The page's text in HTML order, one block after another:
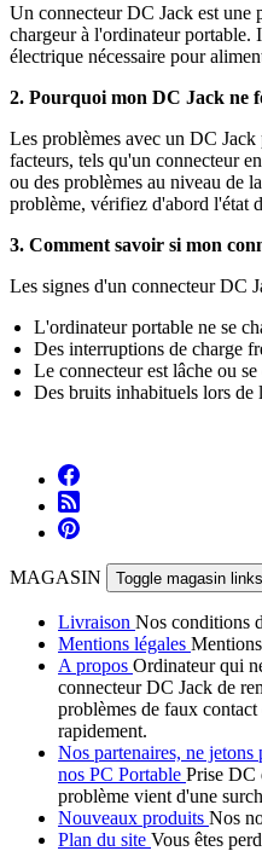
Un connecteur DC Jack est une
chargeur à l'ordinateur portable.
électrique nécessaire pour
2. Pourquoi mon DC Jack ne
Les problèmes avec un DC Jack
facteurs, tels qu'un connecteur
ou des problèmes au niveau de
problème, vérifiez d'abord l'état
3. Comment savoir si mon
Les signes d'un connecteur DC
L'ordinateur portable ne se
Des interruptions de charge
Le connecteur est lâche ou
Des bruits inhabituels lors de
MAGASIN Toggle magasin links
Livraison Nos conditions
Mentions légales
A propos Ordinateur qui
connecteur DC Jack de
problèmes de faux contact
rapidement.
Nos partenaires, ne jetons
nos PC Portable Prise DC
problème vient d'une
Nouveaux produits Nos
Plan du site Vous êtes